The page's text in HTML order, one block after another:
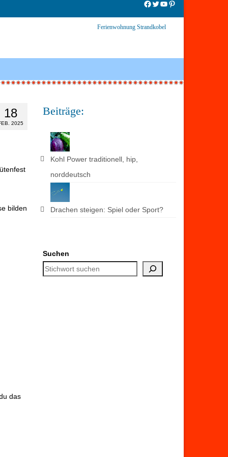
Facebook
Twitter
YouTube
Pinterest
Ferienwohnung Strandkobel
18
2025
bilden
das
Beiträge:
Kohl Power traditionell, hip,
norddeutsch
Drachen steigen: Spiel oder Sport?
Suchen